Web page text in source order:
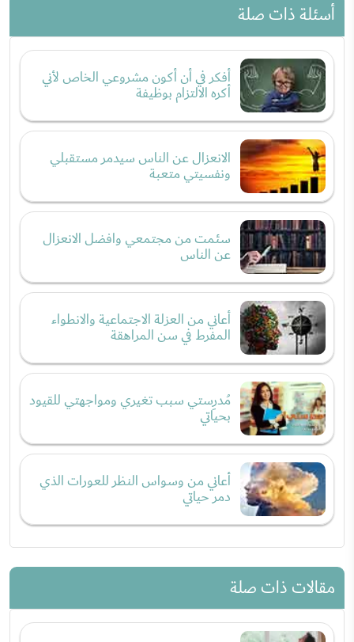
أسئلة ذات صلة
أفكر في أن أكون مشروعي الخاص لأني
أكره الالتزام بوظيفة
الانعزال عن الناس سيدمر مستقبلي
ونفسيتي متعبة
سئمت من مجتمعي وافضل الانعزال
عن الناس
أعاني من العزلة الاجتماعية والانطواء
المفرط في سن المراهقة
مُدرِستي سبب تغيري ومواجهتي للقيود
بحياتي
أعاني من وسواس النظر للعورات الذي
دمر حياتي
مقالات ذات صلة